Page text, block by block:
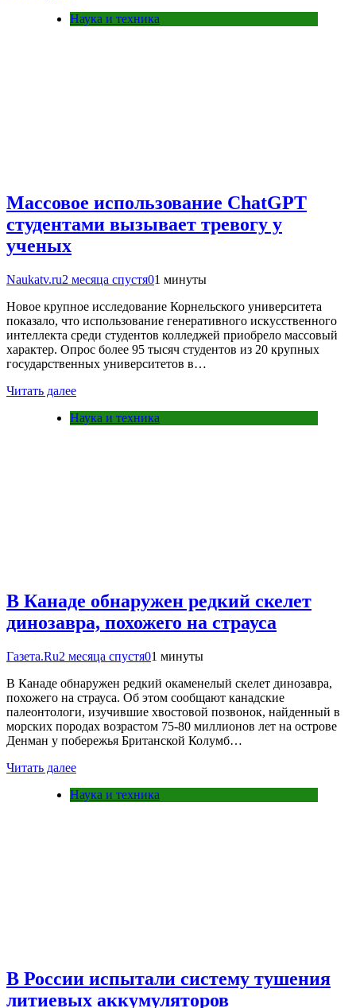
Наука и техника
Массовое использование ChatGPT
студентами вызывает тревогу у
ученых
Naukatv.ru2 месяца спустя01 минуты
Новое крупное исследование Корнельского университета
показало, что использование генеративного искусственного
интеллекта среди студентов колледжей приобрело массовый
характер. Опрос более 95 тысяч студентов из 20 крупных
государственных университетов в…
Читать далее
Наука и техника
В Канаде обнаружен редкий скелет
динозавра, похожего на страуса
Газета.Ru2 месяца спустя01 минуты
В Канаде обнаружен редкий окаменелый скелет динозавра,
похожего на страуса. Об этом сообщают канадские
палеонтологи, изучившие хвостовой позвонок, найденный в
морских породах возрастом 75-80 миллионов лет на острове
Денман у побережья Британской Колумб…
Читать далее
Наука и техника
В России испытали систему тушения
литиевых аккумуляторов